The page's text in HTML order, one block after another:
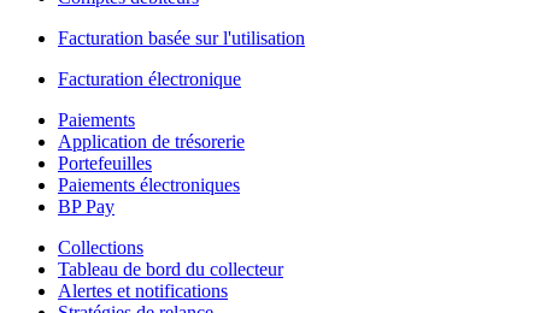
Facturation basée sur l'utilisation
Facturation électronique
Paiements
Application de trésorerie
Portefeuilles
Paiements électroniques
BP Pay
Collections
Tableau de bord du collecteur
Alertes et notifications